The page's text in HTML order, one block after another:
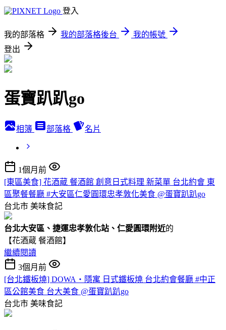
登入
我的部落格 我的部落格後台
我的帳號
登出
蛋寶趴趴go
相簿 部落格 名片
1個月前
[東區美食] 花酒蔵 餐酒館 創意日式料理 新菜單 台北約會 東
區聚餐餐廳 #大安區仁愛圓環忠孝敦化美食 @蛋寶趴趴go
台北市 美味食記
台北大安區、捷運忠孝敦化站、仁愛圓環附近的
【花酒蔵 餐酒館】
繼續閱讀
3個月前
[台北鐵板燒] DOWA・隱寓 日式鐵板燒 台北約會餐廳 #中正
區公館美食 台大美食 @蛋寶趴趴go
台北市 美味食記